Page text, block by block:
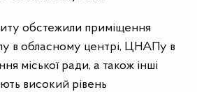
обстежили приміщення
в обласному центрі, ЦНАПу в
міської ради, а також інші
високий рівень